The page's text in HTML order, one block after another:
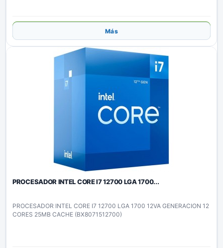
Añadir
Más
PROCESADOR INTEL CORE I7 12700 LGA 1700...
PROCESADOR INTEL CORE I7 12700 LGA 1700 12VA GENERACION 12
CORES 25MB CACHE (BX8071512700)